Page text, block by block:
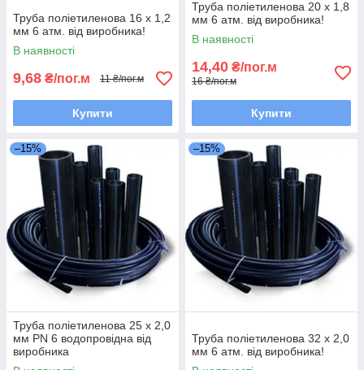
Труба поліетиленова 16 х 1,2
мм 6 атм. від виробника!
В наявності
9,68 ₴/пог.м 11 ₴/пог.м
Купити
Труба поліетиленова 20 х 1,8
мм 6 атм. від виробника!
В наявності
14,40 ₴/пог.м
16 ₴/пог.м
Купити
–15%
Труба поліетиленова 25 х 2,0
мм PN 6 водопровідна від
виробника
–15%
Труба поліетиленова 32 х 2,0
мм 6 атм. від виробника!